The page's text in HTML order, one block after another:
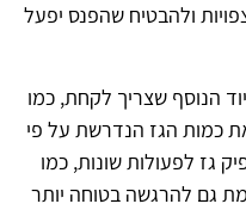
ולהבטיח שהפנס יפעל
הנוסף שצריך לקחת, כמו
כמות הגז הנדרשת על פי
גז לפעולות שונות, כמו
גם להרגשה בטוחה יותר